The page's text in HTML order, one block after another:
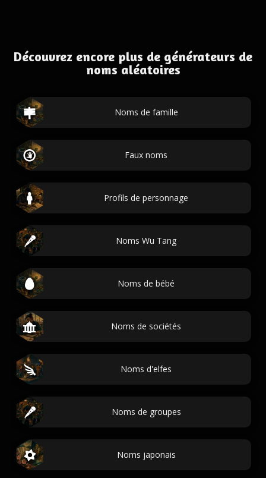
Découvrez encore plus de générateurs de
noms aléatoires
Noms de famille
Faux noms
Profils de personnage
Noms Wu Tang
Noms de bébé
Noms de sociétés
Noms d'elfes
Noms de groupes
Noms japonais